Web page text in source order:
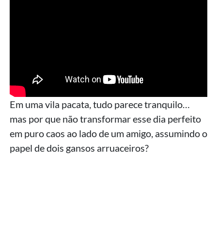
Em uma vila pacata, tudo parece tranquilo…
mas por que não transformar esse dia perfeito
em puro caos ao lado de um amigo, assumindo o
papel de dois gansos arruaceiros?